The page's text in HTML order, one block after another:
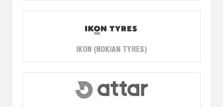
IKON (NOKIAN TYRES)